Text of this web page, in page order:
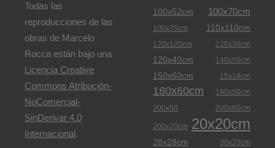
Todas las
reproducciones de las
obras de Marcelo
Rocca están bajo una
Licencia Creative
Commons Atribución-
NoComercial-
SinDerivar 4.0
Internacional.
100x52cm 100x70cm
100x75cm 110x110cm
120x120cm 120x30cm
120x40cm 140x50cm
150x60cm 15x18cm
180x60cm
190x50cm
200x50
200x60cm
200x70cm 20x20cm
28x28cm 30x20cm